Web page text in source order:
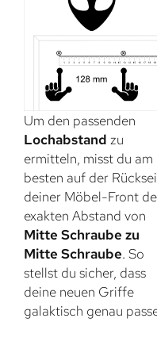
Um den passenden
Lochabstand zu
ermitteln, misst du am
besten auf der
deiner Möbel-Front
exakten Abstand von
Mitte Schraube zu
Mitte Schraube. So
stellst du sicher, dass
deine neuen Griffe
galaktisch genau